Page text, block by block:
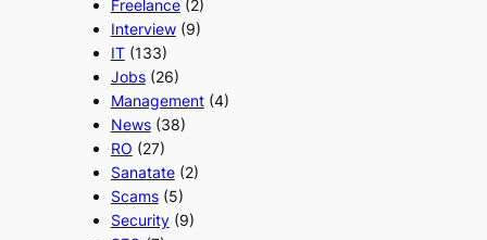
Freelance(2)
Interview(9)
IT(133)
Jobs(26)
Management(4)
News(38)
RO (27)
Sanatate(2)
Scams(5)
Security(9)